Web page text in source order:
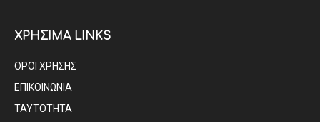
ΧΡΗΣΙΜΑ LINKS
ΟΡΟΙ ΧΡΗΣΗΣ
ΕΠΙΚΟΙΝΩΝΙΑ
ΤΑΥΤΟΤΗΤΑ